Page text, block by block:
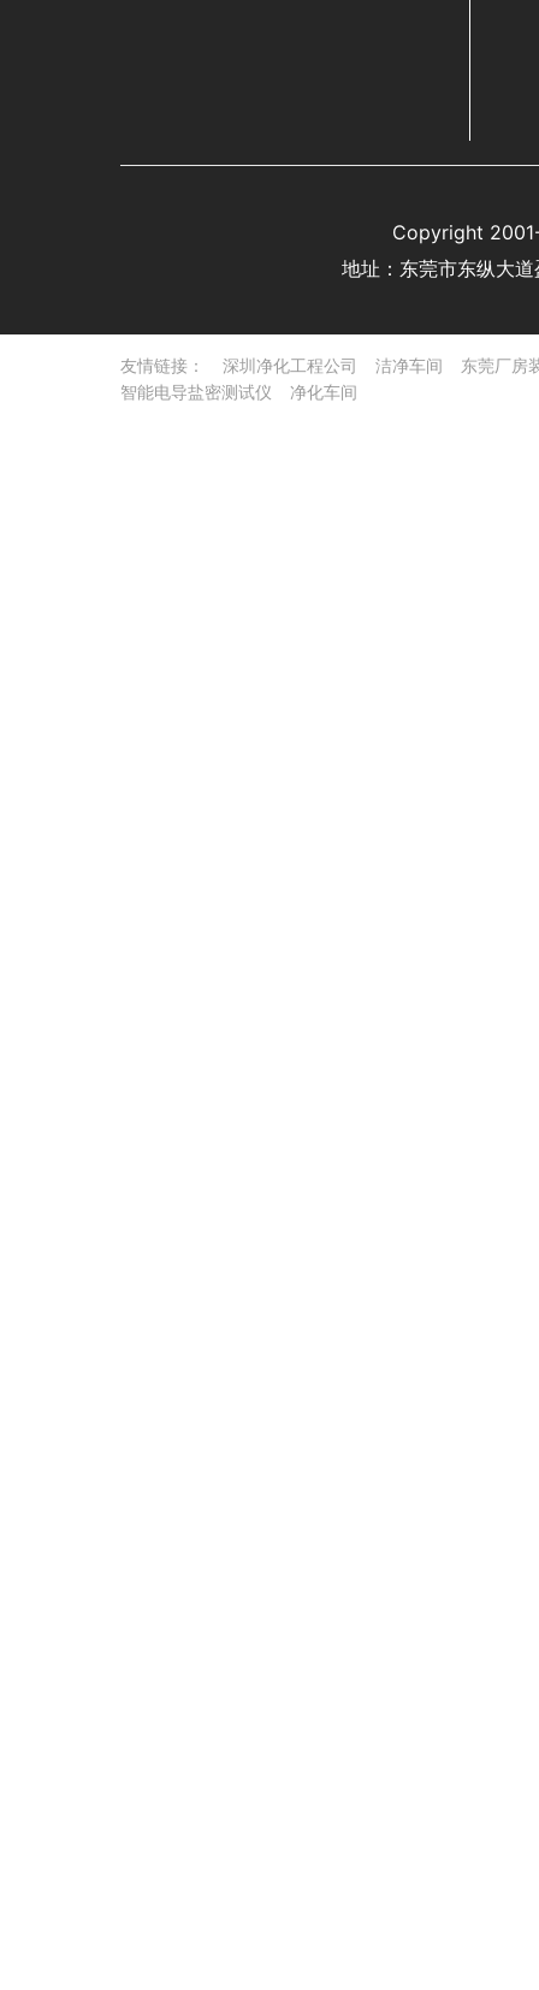
Copyright
地址：东莞市东纵大
友情链接： 深圳净化工程公司 洁净车间
东莞厂房
智能电导盐密测试仪
净化车间